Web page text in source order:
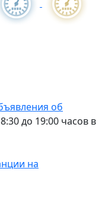
об
до 19:00 часов в
на